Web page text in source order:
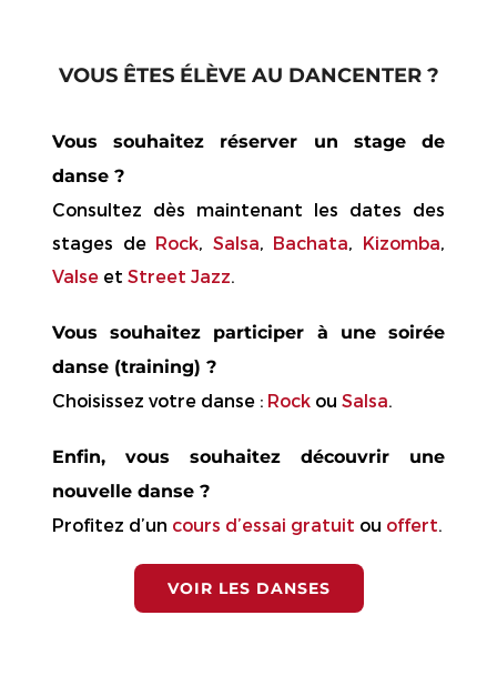
VOUS ÊTES ÉLÈVE AU DANCENTER ?
Vous souhaitez réserver un stage de
danse ?
Consultez dès maintenant les dates des
stages de Rock, Salsa, Bachata, Kizomba,
Valse etStreet Jazz.
Vous souhaitez participer à une soirée
danse (training) ?
Choisissez votre danse : Rock ouSalsa.
Enfin, vous souhaitez découvrir une
nouvelle danse ?
Profitez d’un cours d’essai gratuit ou offert.
VOIR LES DANSES